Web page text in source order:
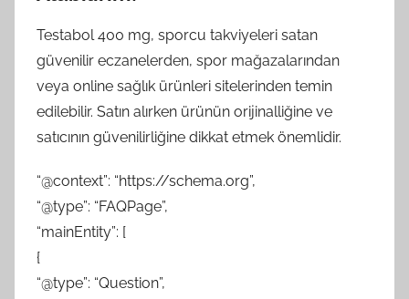
Testabol 400 mg, sporcu takviyeleri satan
güvenilir eczanelerden, spor mağazalarından
veya online sağlık ürünleri sitelerinden temin
edilebilir. Satın alırken ürünün orijinalliğine ve
satıcının güvenilirliğine dikkat etmek önemlidir.
“@context”: “https://schema.org”,
“@type”: “FAQPage”,
“mainEntity”: [
{
“@type”: “Question”,